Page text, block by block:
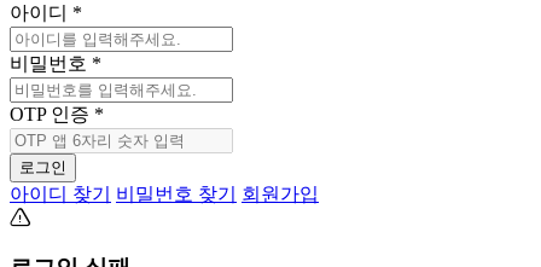
아이디 *
비밀번호 *
OTP 인증 *
로그인
아이디 찾기 비밀번호 찾기 회원가입